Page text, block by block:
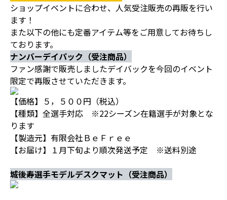
ショップイベントに合わせ、人気受注販売の再販を行い
ます！
また以下の他にも定番アイテム等をご用意してお待ちし
ております。
ナンバーデイパック（受注商品）
ファン感謝で販売しましたデイバックを今回のイベント
限定で再販させていただきます。
【価格】５，５００円（税込）
【種類】全選手対応 ※22シーズン在籍選手が対象とな
ります
【製造元】有限会社ＢｅＦｒｅｅ
【お届け】１月下旬より順次発送予定 ※送料別途
城後寿選手モデルデスクマット（受注商品）